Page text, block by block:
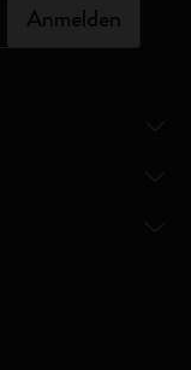
Anmelden